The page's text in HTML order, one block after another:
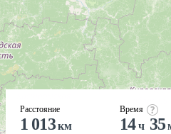
Расстояние
1 013км
Время
14ч 35